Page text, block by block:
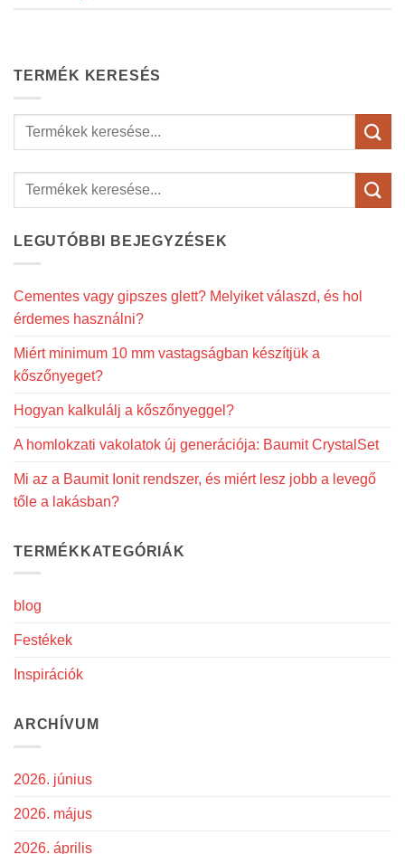
TERMÉK KERESÉS
Keresés
LEGUTÓBBI BEJEGYZÉSEK
Cementes vagy gipszes glett? Melyiket válaszd, és hol
érdemes használni?
Miért minimum 10 mm vastagságban készítjük a
kőszőnyeget?
Hogyan kalkulálj a kőszőnyeggel?
A homlokzati vakolatok új generációja: Baumit CrystalSet
Mi az a Baumit Ionit rendszer, és miért lesz jobb a levegő
tőle a lakásban?
TERMÉKKATEGÓRIÁK
blog
Festékek
Inspirációk
ARCHÍVUM
2026. június
2026. május
2026. április